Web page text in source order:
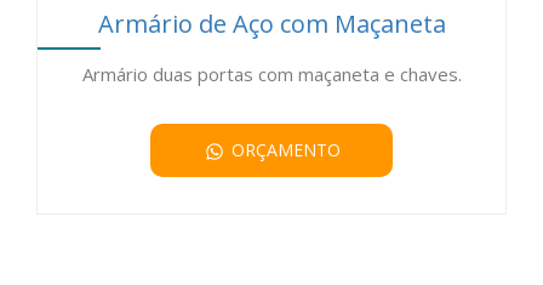
Armário de Aço com Maçaneta
Armário duas portas com maçaneta e chaves.
ORÇAMENTO